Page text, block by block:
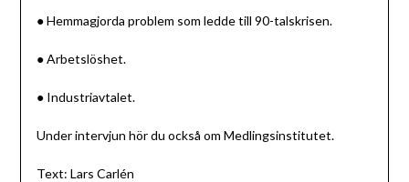
● Hemmagjorda problem som ledde till 90-talskrisen.
● Arbetslöshet.
● Industriavtalet.
Under intervjun hör du också om Medlingsinstitutet.
Text: Lars Carlén